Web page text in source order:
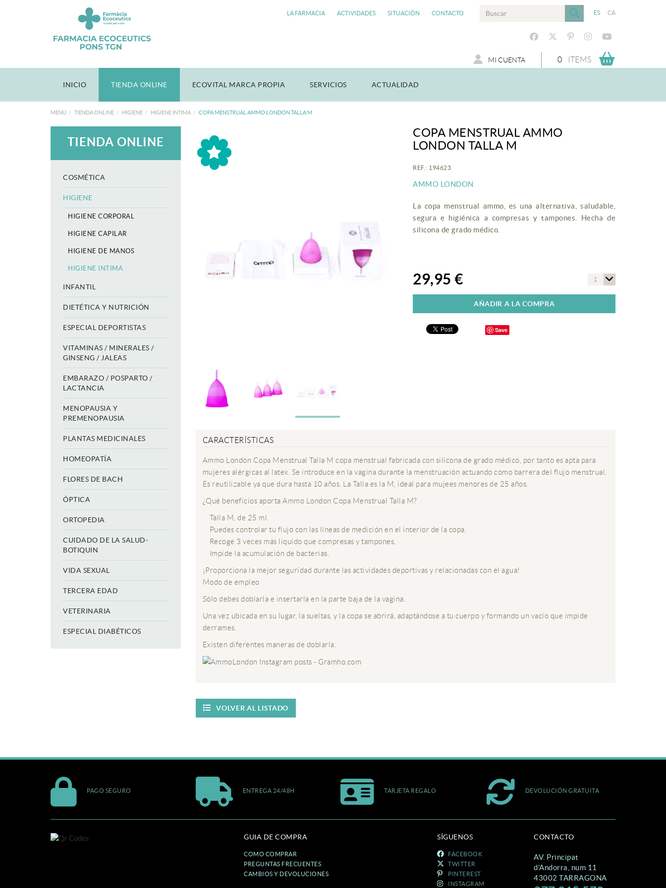
ES CA
LA FARMACIA ACTIVIDADES SITUACIÓN CONTACTO
0 ITEMS
MI CUENTA
INICIO TIENDA ONLINE ECOVITAL MARCA PROPIA SERVICIOS ACTUALIDAD
MENU TIENDA ONLINE HIGIENE HIGIENE INTIMA COPA MENSTRUAL AMMO LONDON TALLA M
TIENDA ONLINE
COSMÉTICA
HIGIENE
HIGIENE CORPORAL
HIGIENE CAPILAR
HIGIENE DE MANOS
HIGIENE INTIMA
INFANTIL
DIETÉTICA Y NUTRICIÓN
ESPECIAL DEPORTISTAS
VITAMINAS / MINERALES /
GINSENG / JALEAS
EMBARAZO / POSPARTO /
LACTANCIA
MENOPAUSIA Y
PREMENOPAUSIA
PLANTAS MEDICINALES
HOMEOPATÍA
FLORES DE BACH
ÓPTICA
ORTOPEDIA
CUIDADO DE LA SALUD-
BOTIQUIN
VIDA SEXUAL
TERCERA EDAD
VETERINARIA
ESPECIAL DIABÉTICOS
COPA MENSTRUAL AMMO
LONDON TALLA M
REF.: 194623
AMMO LONDON
La copa menstrual ammo, es una alternativa, saludable,
segura e higiénica a compresas y tampones. Hecha de
silicona de grado médico.
29,95 € 1
AÑADIR A LA COMPRA
Save
CARACTERÍSTICAS
Ammo London Copa Menstrual Talla M copa menstrual fabricada con silicona de grado médico, por tanto es apta para
mujeres alérgicas al latex. Se introduce en la vagina durante la menstruación actuando como barrera del flujo menstrual.
Es reutilizable ya que dura hasta 10 años. La Talla es la M, ideal para mujees menores de 25 años.
¿Qué beneficios aporta Ammo London Copa Menstrual Talla M?
Talla M, de 25 ml.
Puedes controlar tu flujo con las líneas de medición en el interior de la copa.
Recoge 3 veces más líquido que compresas y tampones.
Impide la acumulación de bacterias.
¡Proporciona la mejor seguridad durante las actividades deportivas y relacionadas con el agua!
Modo de empleo
Sólo debes doblarla e insertarla en la parte baja de la vagina.
Una vez ubicada en su lugar, la sueltas, y la copa se abrirá, adaptándose a tu cuerpo y formando un vacío que impide
derrames.
Existen diferentes maneras de doblarla.
VOLVER AL LISTADO
PAGO SEGURO ENTREGA 24/48H TARJETA REGALO DEVOLUCIÓN GRATUITA
GUIA DE COMPRA
COMO COMPRAR
PREGUNTAS FRECUENTES
CAMBIOS Y DEVOLUCIONES
SÍGUENOS
FACEBOOK
TWITTER
PINTEREST
INSTAGRAM
CONTACTO
AV. Principat
d'Andorra, num 11
43002 TARRAGONA